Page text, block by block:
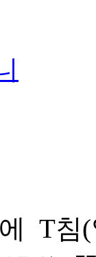
T침